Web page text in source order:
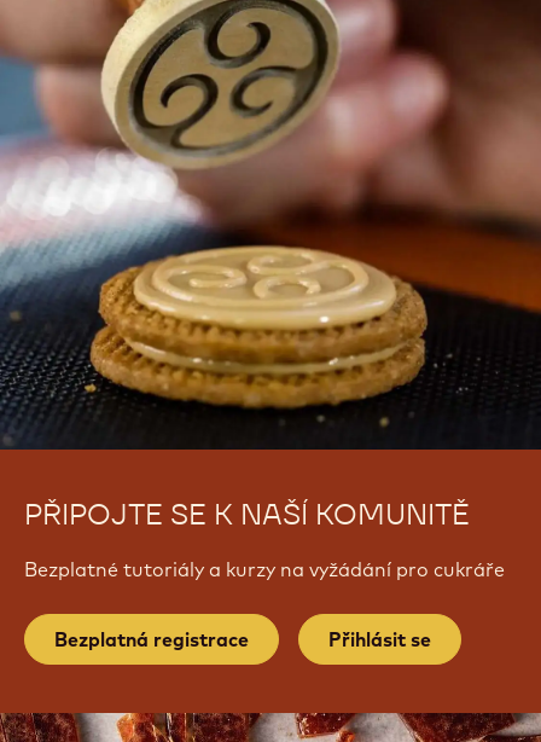
PŘIPOJTE SE K NAŠÍ KOMUNITĚ
Bezplatné tutoriály a kurzy na vyžádání pro cukráře
Bezplatná registrace Přihlásit se